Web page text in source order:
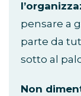
pensare a
parte da
sotto al
Non